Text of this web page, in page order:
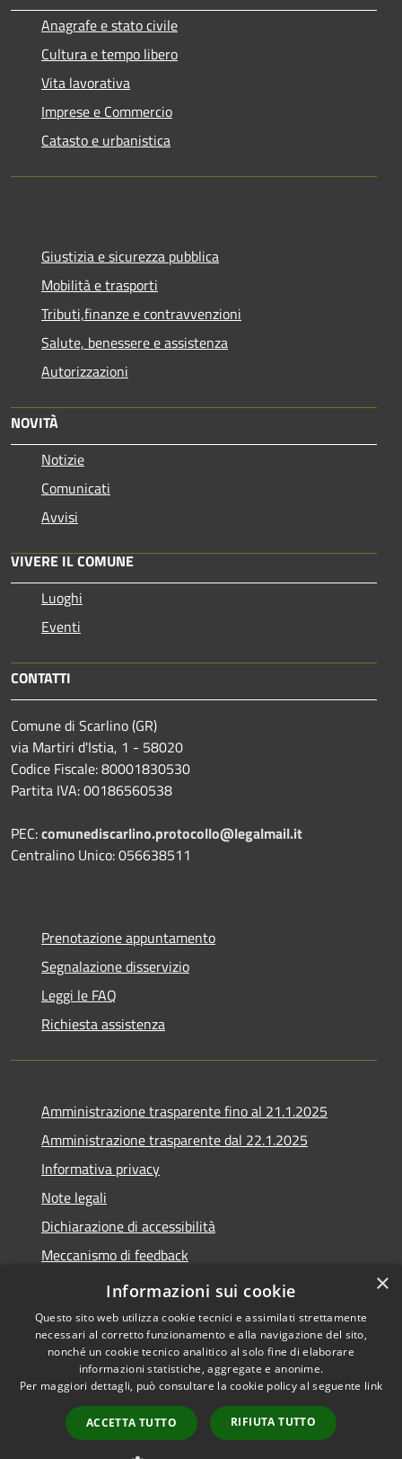
Anagrafe e stato civile
Cultura e tempo libero
Vita lavorativa
Imprese e Commercio
Catasto e urbanistica
Giustizia e sicurezza pubblica
Mobilità e trasporti
Tributi,finanze e contravvenzioni
Salute, benessere e assistenza
Autorizzazioni
NOVITÀ
Notizie
Comunicati
Avvisi
VIVERE IL COMUNE
Luoghi
Eventi
CONTATTI
Comune di Scarlino (GR)
via Martiri d'Istia, 1 - 58020
Codice Fiscale: 80001830530
Partita IVA: 00186560538
PEC:comunediscarlino.protocollo@legalmail.it
Centralino Unico: 056638511
Prenotazione appuntamento
Segnalazione disservizio
Leggi le FAQ
Richiesta assistenza
Amministrazione trasparente fino al 21.1.2025
Amministrazione trasparente dal 22.1.2025
Informativa privacy
Note legali
Dichiarazione di accessibilità
Meccanismo di feedback
Whistleblowing
Accessibilità
Copyright © 2020 •
Comune di Scarlino •
Powered byMunicipium
Accesso redazione
×
Informazioni sui cookie
Questo sito web utilizza cookie tecnici e assimilati strettamente
necessari al corretto funzionamento e alla navigazione del sito,
nonché un cookie tecnico analitico al solo fine di elaborare
informazioni statistiche, aggregate e anonime.
Per maggiori dettagli, può consultare la cookie policy al seguente link
ACCETTA TUTTO RIFIUTA TUTTO